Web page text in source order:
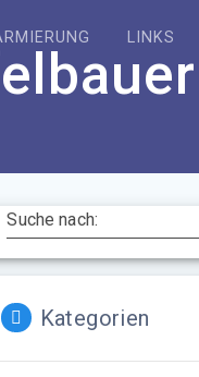
LINKS
Suche nach:
Kategorien